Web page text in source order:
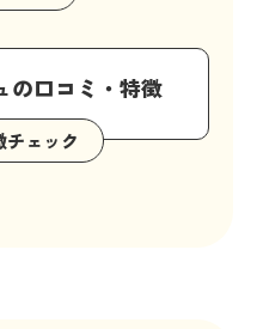
の口コミ・特徴